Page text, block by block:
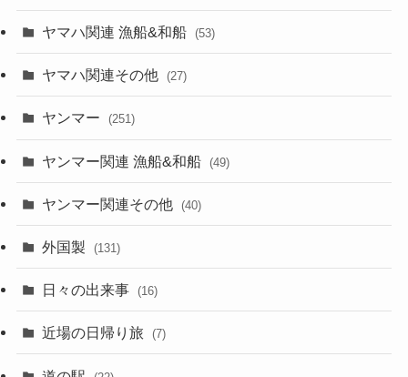
ヤマハ関連 漁船&和船 (53)
ヤマハ関連その他 (27)
ヤンマー (251)
ヤンマー関連 漁船&和船 (49)
ヤンマー関連その他 (40)
外国製 (131)
日々の出来事 (16)
近場の日帰り旅 (7)